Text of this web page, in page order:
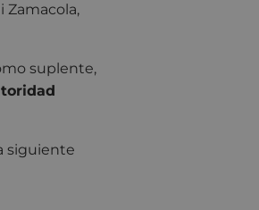
Zamacola,
suplente,
siguiente